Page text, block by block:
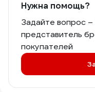
Нужна помощь?
Задайте вопрос
представитель
покупателей